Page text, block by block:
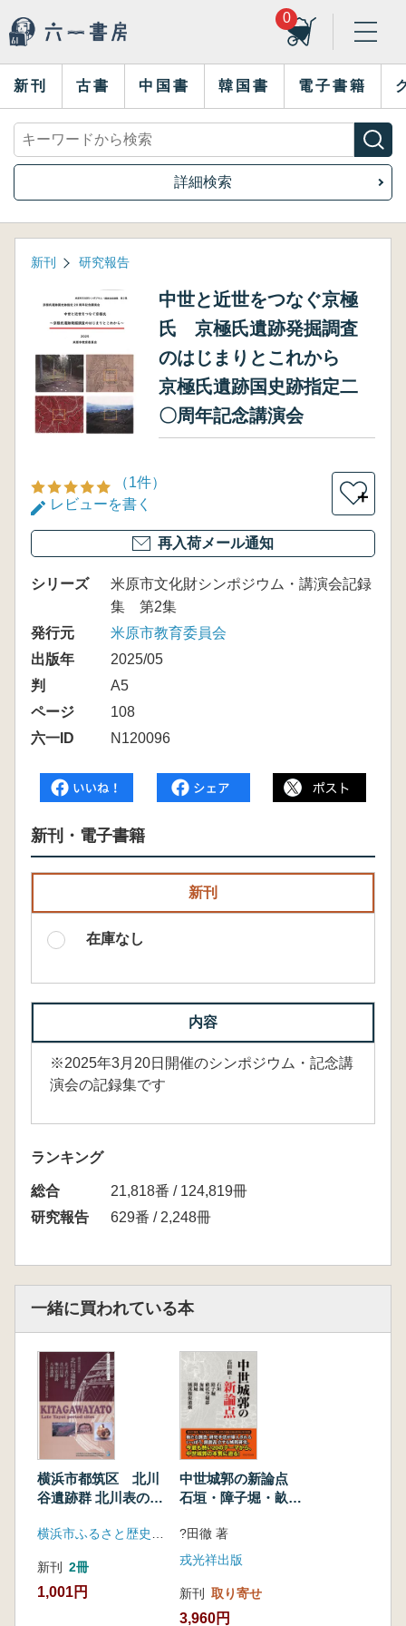
0
新刊 古書 中国書 韓国書 電子書籍
詳細検索
新刊 研究報告
中世と近世をつなぐ京極
氏 京極氏遺跡発掘調査
のはじまりとこれから
京極氏遺跡国史跡指定二
〇周年記念講演会
（1件）
レビューを書く
＋
再入荷メール通知
シリーズ
米原市文化財シンポジウム・講演会記録
集 第2集
発行元
米原市教育委員会
出版年
2025/05
判
A5
ページ
108
六一ID
N120096
新刊・電子書籍
新刊
在庫なし
内容
※2025年3月20日開催のシンポジウム・記念講
演会の記録集です
ランキング
総合
21,818番 / 124,819冊
研究報告
629番 / 2,248冊
一緒に買われている本
横浜市都筑区 北川
谷遺跡群 北川表の上
田原遺跡・大原遺跡横浜市ふるさと歴史財団埋蔵文化財センター
新刊 2冊
1,001円
中世城郭の新論点
石垣・障子堀・畝状
城・城郭類似遺構
?田徹 著
戎光祥出版
新刊 取り寄せ
3,960円